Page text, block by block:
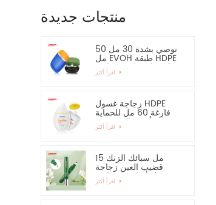
منتجات جديدة
نوصي بشدة 30 مل 50
مل EVOH طبقة HDPE
زجاجة بلاستيكية بيضاوية
زجاجة غسول HDPE
فارغة 60 مل للحماية
من أشعة الشمس -
نوصي بشدة
15 مل سبائك الزنك
قضيب العين زجاجة
مصل أساسي وحاوية